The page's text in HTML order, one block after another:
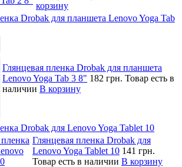
корзину
Drobak для планшета Lenovo Yoga Tab
Глянцевая пленка Drobak для планшета
Lenovo Yoga Tab 3 8" 182 грн. Товар есть в
наличии В корзину
Drobak для Lenovo Yoga Tablet 10
Глянцевая пленка Drobak для
Lenovo Yoga Tablet 10 141 грн.
Товар есть в наличии В корзину